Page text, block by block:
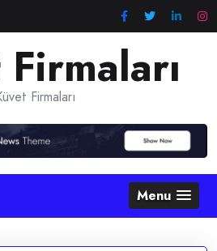
Firmaları
Menu